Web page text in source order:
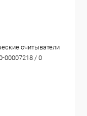
считыватели
00007218 / 0